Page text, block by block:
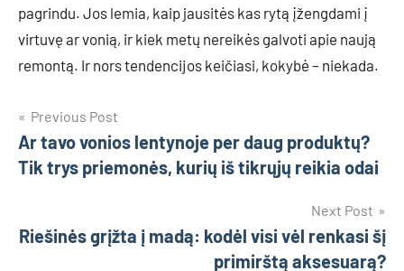
pagrindu. Jos lemia, kaip jausitės kas rytą įžengdami į
virtuvę ar vonią, ir kiek metų nereikės galvoti apie naują
remontą. Ir nors tendencijos keičiasi, kokybė – niekada.
Navigacija
tarp
Previous Post
Ar tavo vonios lentynoje per daug produktų?
Tik trys priemonės, kurių iš tikrųjų reikia odai
Next Post
Riešinės grįžta į madą: kodėl visi vėl renkasi šį
primirštą aksesuarą?